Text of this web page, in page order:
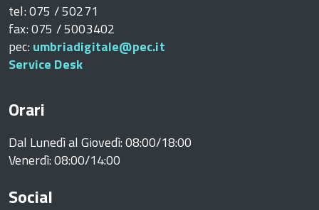
tel: 075 / 50271
fax: 075 / 5003402
pec: umbriadigitale@pec.it
Service Desk
Orari
Dal Lunedì al Giovedì: 08:00/18:00
Venerdì: 08:00/14:00
Social